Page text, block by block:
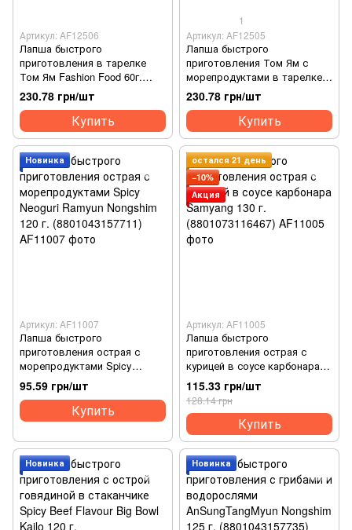
Артикул: AF12506
Лапша быстрого
приготовления в тарелке
Том Ям Fashion Food 60г.
(8850412370800)
230.78 грн/шт
Купить
1
Артикул: AF12505
Лапша быстрого
приготовления Том Ям с
морепродуктами в тарелке
Fashion Food 60г.
(8850412371036)
230.78 грн/шт
Купить
Новинка
Артикул: AF11007
Лапша быстрого
приготовления острая с
морепродуктами Spicy
Neoguri Ramyun Nongshim 120
г. (8801043157711)
95.59 грн/шт
Купить
остался 21 день
−10%
Акция
Артикул: AF11005
Лапша быстрого
приготовления острая с
курицей в соусе карбонара
Samyang 130 г.
(8801073116467)
115.33 грн/шт
128.14 грн
Купить
Новинка Новинка